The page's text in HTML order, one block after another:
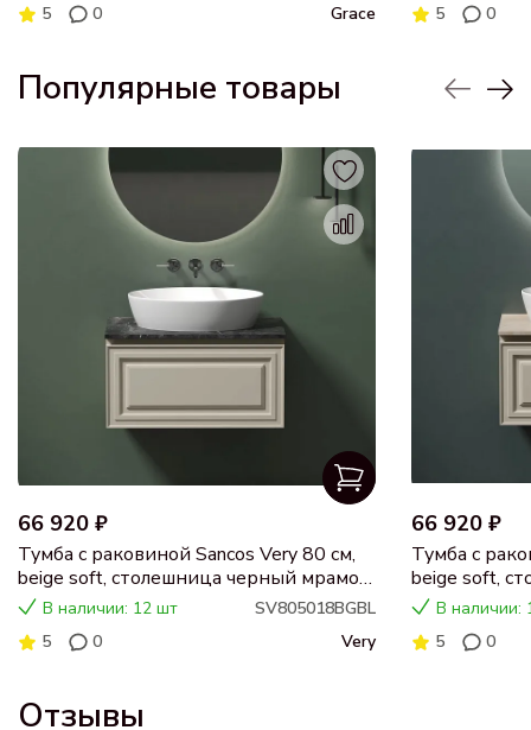
5
0 Grace
5
0
Популярные товары
66 920 ₽
Тумба с раковиной Sancos Very 80 см,
beige soft, столешница черный мрамор,
раковина CN5018
В наличии: 12 шт
SV805018BGBL
5
0 Very
66 920 ₽
Тумба с
beige soft,
раковина
В наличии:
5
0
Отзывы